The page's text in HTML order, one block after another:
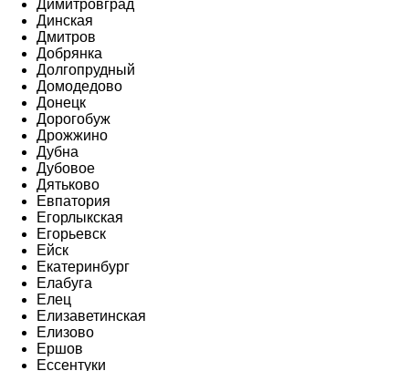
Димитровград
Динская
Дмитров
Добрянка
Долгопрудный
Домодедово
Донецк
Дорогобуж
Дрожжино
Дубна
Дубовое
Дятьково
Евпатория
Егорлыкская
Егорьевск
Ейск
Екатеринбург
Елабуга
Елец
Елизаветинская
Елизово
Ершов
Ессентуки